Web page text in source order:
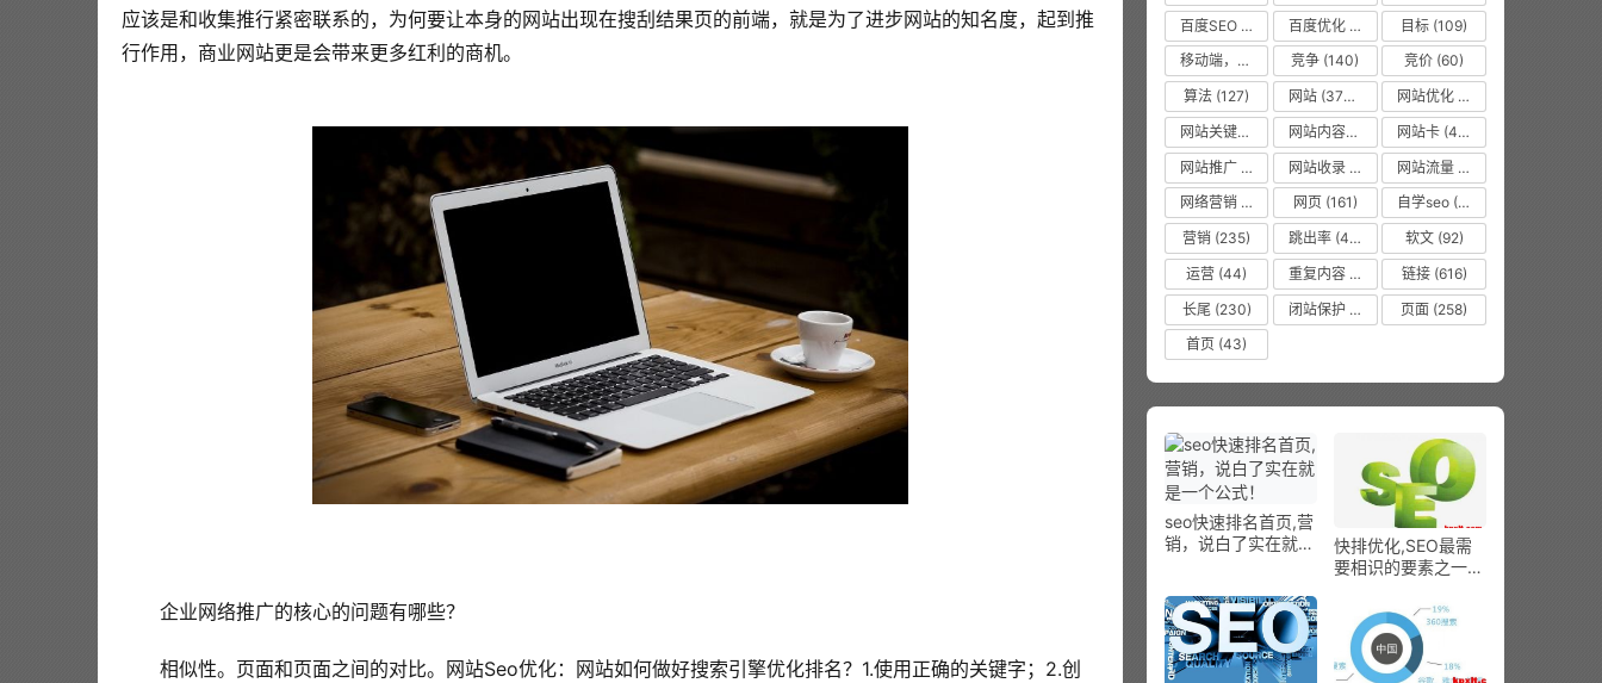
应该是和收集推行紧密联系的，为何要让本身的网站出现在搜刮结果页的前端，就是为了进步网站的知名度，起到推
行作用，商业网站更是会带来更多红利的商机。
企业网络推广的核心的问题有哪些？
相似性。页面和页面之间的对比。网站Seo优化：网站如何做好搜索引擎优化排名？1.使用正确的关键字；2.创
百度SEO
百度优化 目标 (109)
移动端，seo优化
(475)
竞争 (140) 竞价 (60)
算法 (127) 网站 (3750) 网站优化
网站关键词
网站内容更新 (36)网站卡 (475)
网站推广
网站收录 网站流量
网络营销
网页(161) 自学seo (50)
营销 (235) 跳出率 (479) 软文(92)
运营 (44) 重复内容 链接(616)
长尾 (230) 闭站保护 页面 (258)
首页 (43)
seo快速排名首页,营
销，说白了实在就是
快排优化,SEO最需
要相识的要素之一：